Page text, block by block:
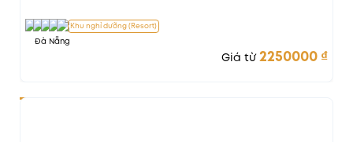
Khu nghỉ dưỡng (Resort)
Đà Nẵng
Giá từ2250000 ₫